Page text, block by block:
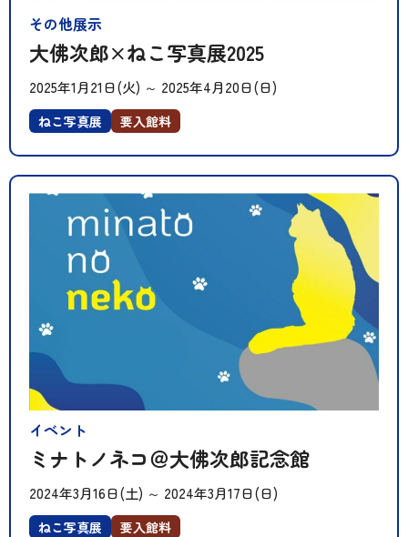
大佛次郎×ねこ写真展2025
その他展示
2025年1月21日(火) ～ 2025年4月20日(日)
ねこ写真展 要入館料
ミナトノネコ＠大佛次郎記念館
イベント
2024年3月16日(土) ～ 2024年3月17日(日)
ねこ写真展 要入館料